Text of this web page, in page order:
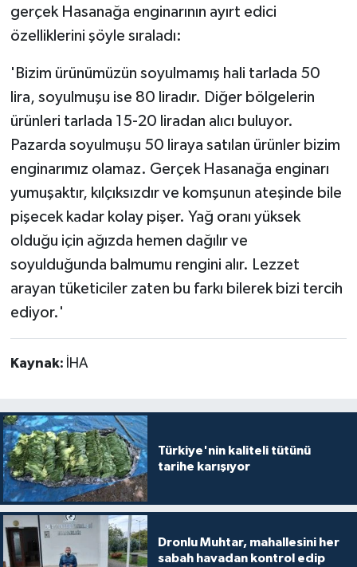
gerçek Hasanağa enginarının ayırt edici
özelliklerini şöyle sıraladı:
'Bizim ürünümüzün soyulmamış hali tarlada 50
lira, soyulmuşu ise 80 liradır. Diğer bölgelerin
ürünleri tarlada 15-20 liradan alıcı buluyor.
Pazarda soyulmuşu 50 liraya satılan ürünler bizim
enginarımız olamaz. Gerçek Hasanağa enginarı
yumuşaktır, kılçıksızdır ve komşunun ateşinde bile
pişecek kadar kolay pişer. Yağ oranı yüksek
olduğu için ağızda hemen dağılır ve
soyulduğunda balmumu rengini alır. Lezzet
arayan tüketiciler zaten bu farkı bilerek bizi tercih
ediyor.'
Kaynak: İHA
Türkiye'nin kaliteli tütünü
tarihe karışıyor
Dronlu Muhtar, mahallesini her
sabah havadan kontrol edip